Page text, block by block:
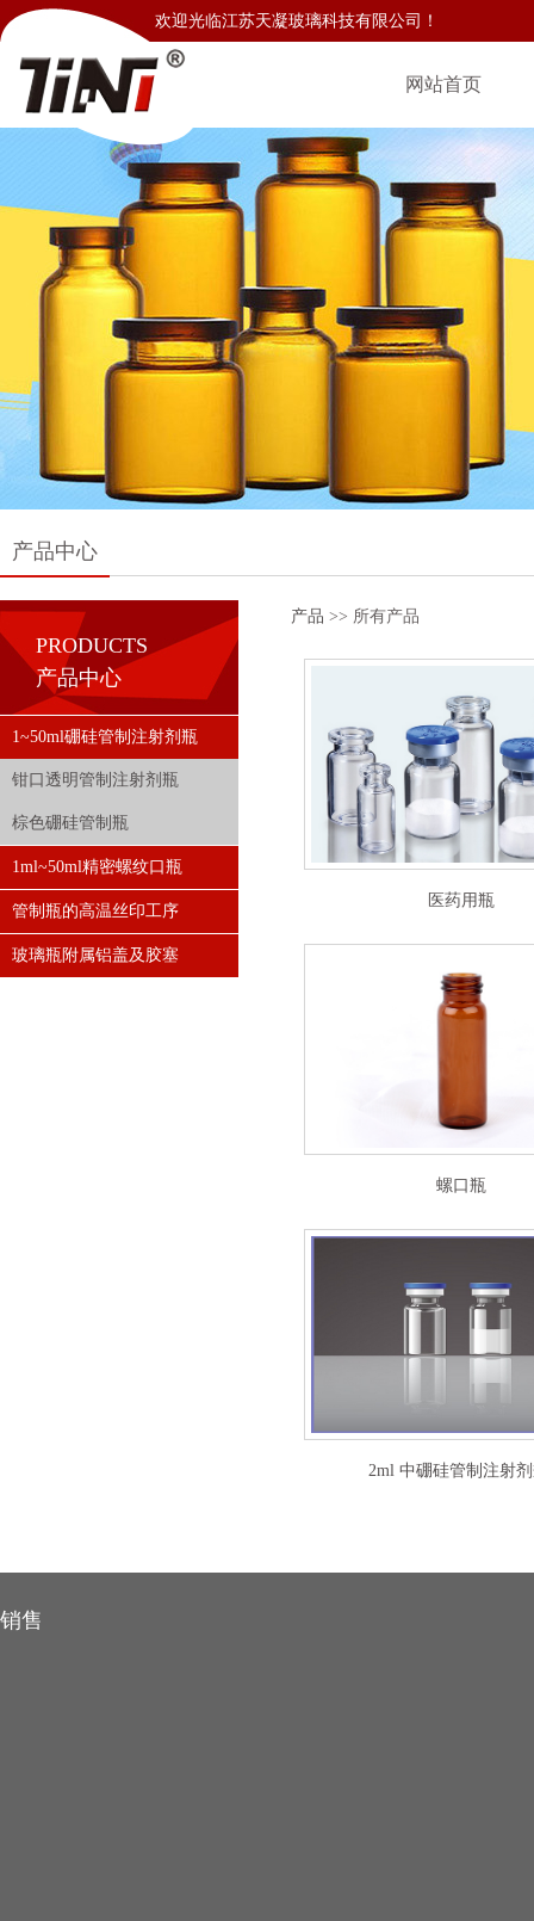
欢迎光临江苏天凝玻璃科技有限公司！
网站首页
产品中心
PRODUCTS
产品中心
1~50ml硼硅管制注射剂瓶
钳口透明管制注射剂瓶
棕色硼硅管制瓶
1ml~50ml精密螺纹口瓶
管制瓶的高温丝印工序
玻璃瓶附属铝盖及胶塞
产品 >> 所有产品
医药用瓶
螺口瓶
2ml 中硼硅管制注射
销售